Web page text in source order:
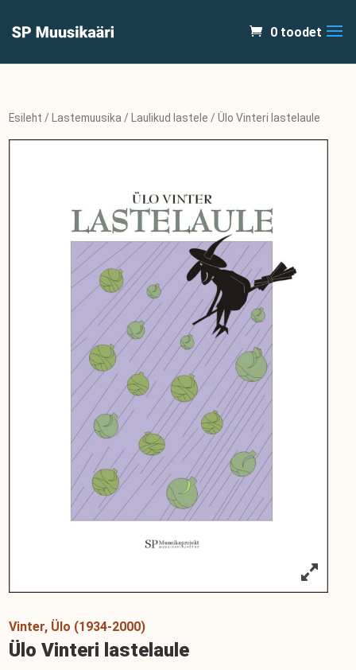
0 toodet
Esileht / Lastemuusika / Laulikud lastele / Ülo Vinteri lastelaule
Vinter, Ülo (1934-2000)
Ülo Vinteri lastelaule